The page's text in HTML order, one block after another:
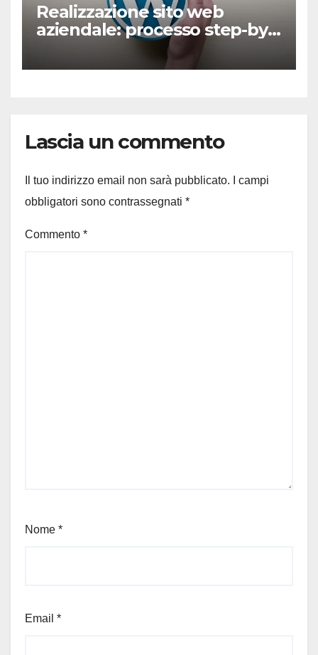
Realizzazione sito web
aziendale: processo step-by-
step per il successo online
Lascia un commento
Il tuo indirizzo email non sarà pubblicato.
I campi
obbligatori sono contrassegnati *
Commento *
Nome *
Email *